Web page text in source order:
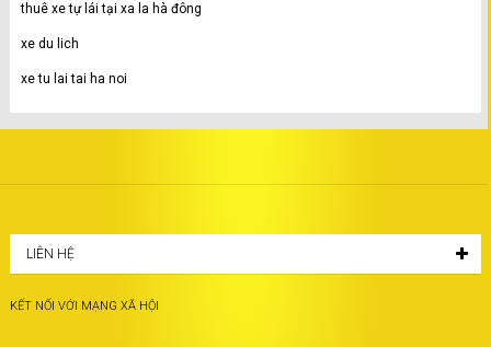
thuê xe tự lái tại xa la hà đông
xe du lich
xe tu lai tai ha noi
LIÊN HỆ
KẾT NỐI VỚI MẠNG XÃ HỘI